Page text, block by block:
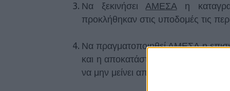
Να ξεκινήσει ΑΜΕΣΑ η
προκλήθηκαν στις υποδομές τις
Να πραγματοποιηθείΑΜΕΣΑη
και η αποκατάσταση των αγωγών
να μην μείνει απροστάτευτη το